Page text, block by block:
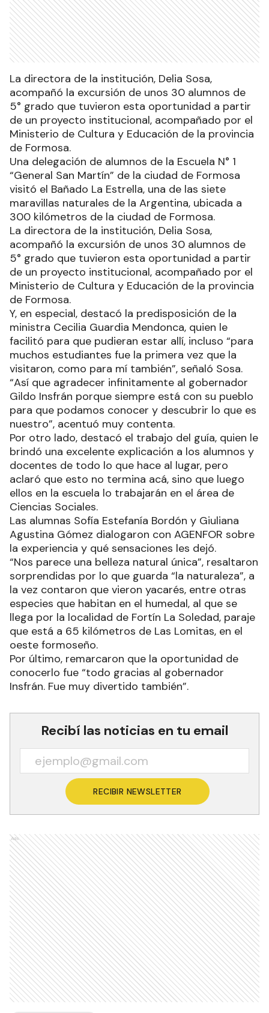
La directora de la institución, Delia Sosa,
acompañó la excursión de unos 30 alumnos de
5° grado que tuvieron esta oportunidad a partir
de un proyecto institucional, acompañado por el
Ministerio de Cultura y Educación de la provincia
de Formosa.
Una delegación de alumnos de la Escuela N° 1
“General San Martín” de la ciudad de Formosa
visitó el Bañado La Estrella, una de las siete
maravillas naturales de la Argentina, ubicada a
300 kilómetros de la ciudad de Formosa.
La directora de la institución, Delia Sosa,
acompañó la excursión de unos 30 alumnos de
5° grado que tuvieron esta oportunidad a partir
de un proyecto institucional, acompañado por el
Ministerio de Cultura y Educación de la provincia
de Formosa.
Y, en especial, destacó la predisposición de la
ministra Cecilia Guardia Mendonca, quien le
facilitó para que pudieran estar allí, incluso “para
muchos estudiantes fue la primera vez que la
visitaron, como para mí también”, señaló Sosa.
“Así que agradecer infinitamente al gobernador
Gildo Insfrán porque siempre está con su pueblo
para que podamos conocer y descubrir lo que es
nuestro”, acentuó muy contenta.
Por otro lado, destacó el trabajo del guía, quien le
brindó una excelente explicación a los alumnos y
docentes de todo lo que hace al lugar, pero
aclaró que esto no termina acá, sino que luego
ellos en la escuela lo trabajarán en el área de
Ciencias Sociales.
Las alumnas Sofía Estefanía Bordón y Giuliana
Agustina Gómez dialogaron con AGENFOR sobre
la experiencia y qué sensaciones les dejó.
“Nos parece una belleza natural única”, resaltaron
sorprendidas por lo que guarda “la naturaleza”, a
la vez contaron que vieron yacarés, entre otras
especies que habitan en el humedal, al que se
llega por la localidad de Fortín La Soledad, paraje
que está a 65 kilómetros de Las Lomitas, en el
oeste formoseño.
Por último, remarcaron que la oportunidad de
conocerlo fue “todo gracias al gobernador
Insfrán. Fue muy divertido también”.
Recibí las noticias en tu email
RECIBIR NEWSLETTER
Ads